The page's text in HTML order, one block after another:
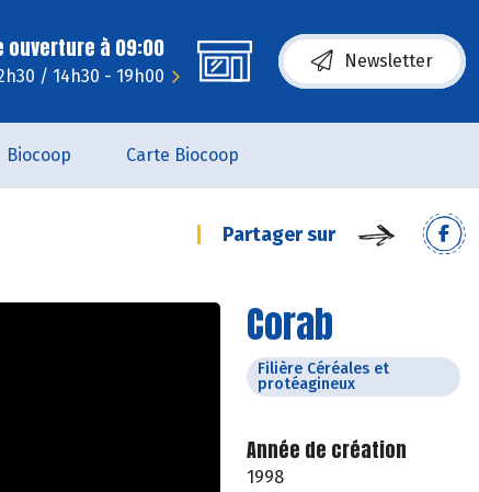
ouverture à 09:00
/ 14h30 - 19h00
Newsletter
Biocoop Carte Biocoop
Partager sur
Corab
Filière Céréales et
protéagineux
Année de création
1998